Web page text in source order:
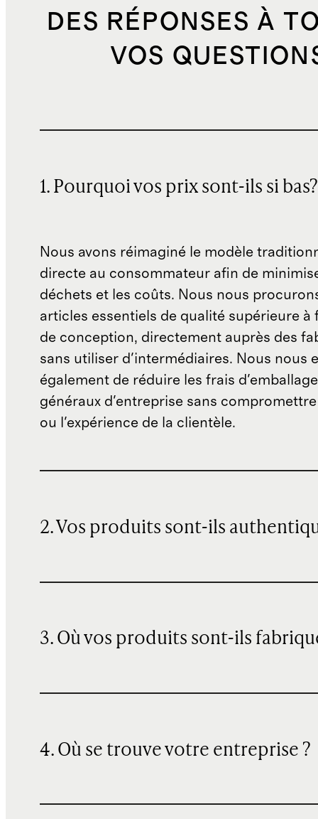
DES RÉPONSES À
VOS
1. Pourquoi vos prix sont-ils si bas?
Nous avons réimaginé le modèle
directe au consommateur afin de
déchets et les coûts. Nous nous
articles essentiels de qualité supérieure à
de conception, directement auprès des
sans utiliser d'intermédiaires. Nous nous
également de réduire les frais
généraux d'entreprise sans
ou l'expérience de la clientèle.
2. Vos produits sont-ils
3. Où vos produits sont-ils
4. Où se trouve votre entreprise ?